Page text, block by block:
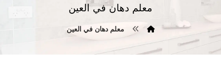
معلم دهان في العين
معلم دهان في العين